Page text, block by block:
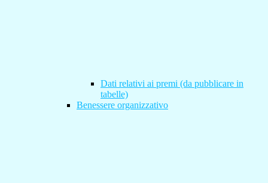
Dati relativi ai premi (da pubblicare in
tabelle)
Benessere organizzativo